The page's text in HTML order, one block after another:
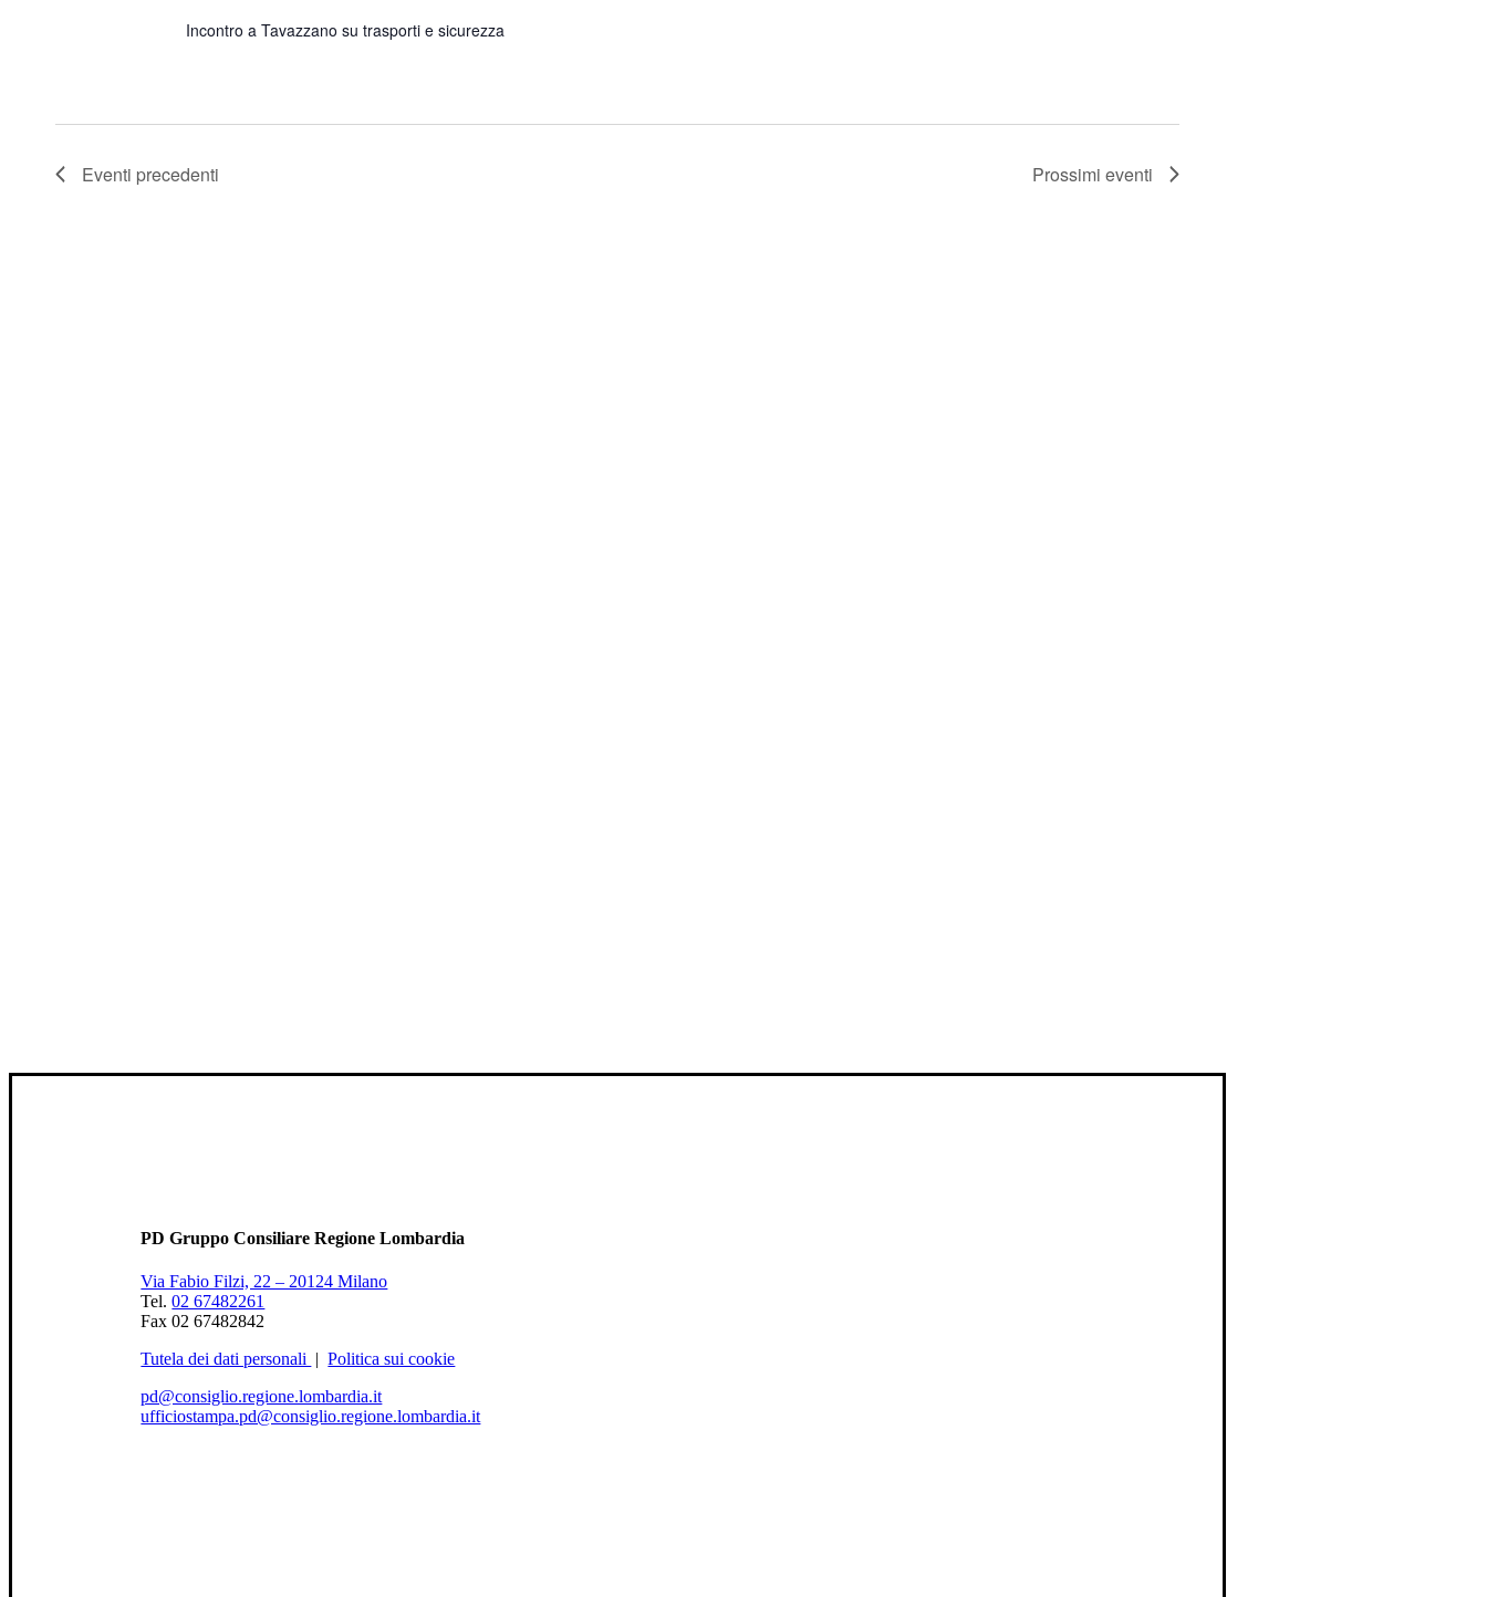
Incontro a Tavazzano su trasporti e sicurezza
Eventi precedenti Prossimi eventi
PD Gruppo Consiliare Regione Lombardia
Via Fabio Filzi, 22 – 20124 Milano
Tel.02 67482261
Fax 02 67482842
Tutela dei dati personali |Politica sui cookie
pd@consiglio.regione.lombardia.it
ufficiostampa.pd@consiglio.regione.lombardia.it